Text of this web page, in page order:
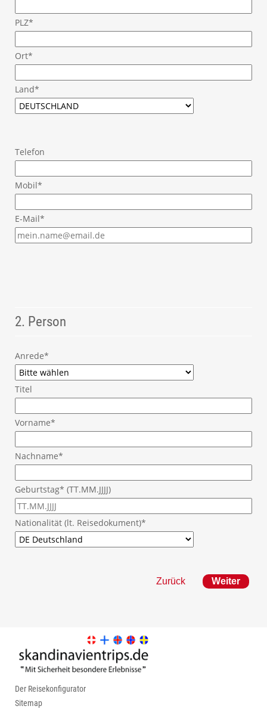
PLZ*
Ort*
Land*
Telefon
Mobil*
E-Mail*
2. Person
Anrede*
Titel
Vorname*
Nachname*
Geburtstag* (TT.MM.JJJJ)
Nationalität (lt. Reisedokument)*
Zurück
Der Reisekonfigurator
Sitemap